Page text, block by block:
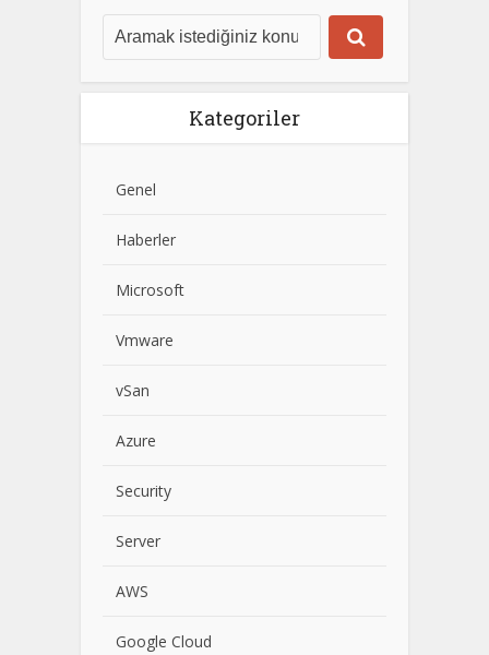
Kategoriler
Genel
Haberler
Microsoft
Vmware
vSan
Azure
Security
Server
AWS
Google Cloud